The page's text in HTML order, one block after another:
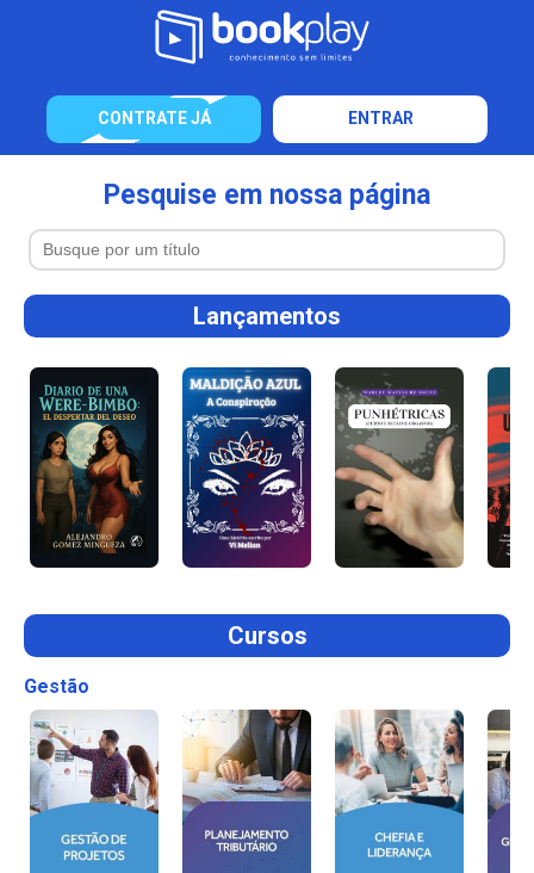
CONTRATE JÁ ENTRAR
Pesquise em nossa página
Lançamentos
Cursos
Gestão